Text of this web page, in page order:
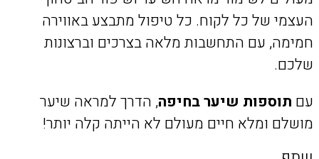
העצמי של כל לקוח. כל טיפול מתבצע באווירה
חמימה, עם התחשבות מלאה בצרכים וברצונות
שלכם.
עם תוספות שיער בחיפה, הדרך למראה שיער
מושלם ומלא חיים מעולם לא הייתה קלה יותר!